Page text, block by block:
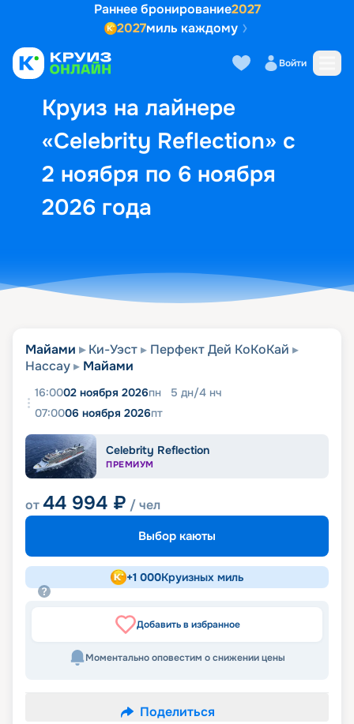
Раннее бронирование2027
2027миль каждому
Войти
Круиз на лайнере
«Celebrity Reflection» с
2 ноября по 6 ноября
2026 года
Выбор кают Маршрут и
Майами Ки-Уэст
Перфект Дей КоКоКай
Нассау
Майами
16:0002 ноября 2026пн 5 дн/4 нч
07:0006 ноября 2026пт
Celebrity Reflection
ПРЕМИУМ
от44 994 ₽ / чел
Выбор каюты
+1 000Круизных миль
Добавить в избранное
Моментально оповестим о снижении цены
Поделиться